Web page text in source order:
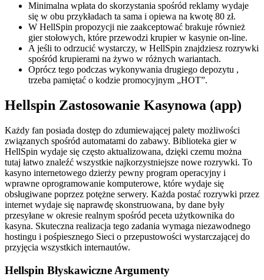
Minimalna wpłata do skorzystania spośród reklamy wydaje
się w obu przykładach ta sama i opiewa na kwotę 80 zł.
W HellSpin propozycji nie zaakceptować brakuje również
gier stołowych, które przewodzi krupier w kasynie on-line.
A jeśli to odrzucić wystarczy, w HellSpin znajdziesz rozrywki
spośród krupierami na żywo w różnych wariantach.
Oprócz tego podczas wykonywania drugiego depozytu ,
trzeba pamiętać o kodzie promocyjnym „HOT”.
Hellspin Zastosowanie Kasynowa (app)
Każdy fan posiada dostęp do zdumiewającej palety możliwości
związanych spośród automatami do zabawy. Biblioteka gier w
HellSpin wydaje się często aktualizowana, dzięki czemu można
tutaj łatwo znaleźć wszystkie najkorzystniejsze nowe rozrywki. To
kasyno internetowego dzierży pewny program operacyjny i
wprawne oprogramowanie komputerowe, które wydaje się
obsługiwane poprzez potężne serwery. Każda postać rozrywki przez
internet wydaje się naprawdę skonstruowana, by dane były
przesyłane w okresie realnym spośród peceta użytkownika do
kasyna. Skuteczna realizacja tego zadania wymaga niezawodnego
hostingu i pośpiesznego Sieci o przepustowości wystarczającej do
przyjęcia wszystkich internautów.
Hellspin Błyskawiczne Argumenty